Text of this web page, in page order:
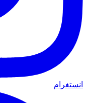
انستغرام